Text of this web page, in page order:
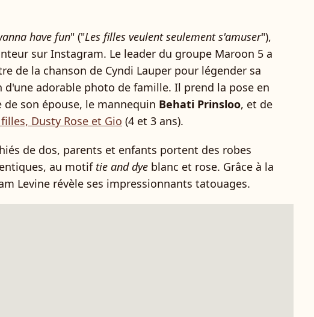
have fun" ("Les filles veulent seulement s'amuser"),
sur Instagram. Le leader du groupe Maroon 5 a
de la chanson de Cyndi Lauper pour légender sa
d'une adorable photo de famille. Il prend la pose en
de son épouse, le mannequin Behati Prinsloo, et de
Dusty Rose et Gio (4 et 3 ans).
de dos, parents et enfants portent des robes
au motif tie and dye blanc et rose. Grâce à la
Levine révèle ses impressionnants tatouages.